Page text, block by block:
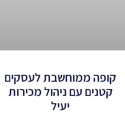
קופה ממוחשבת לעסקים
קטנים עם ניהול מכירות
יעיל